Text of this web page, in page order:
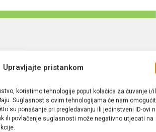
Upravljajte pristankom
koristimo tehnologije poput kolačića za čuvanje i/
Suglasnost s ovim tehnologijama će nam
su ponašanje pri pregledavanju ili jedinstveni ID-ovi
ili povlačenje suglasnosti može negativno utjecati na